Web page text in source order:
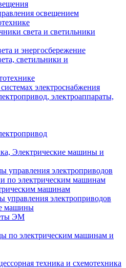
освещением
света и светильники
и энергосбережение
светильники и
электроснабжения
электроаппараты,
Электрические машины и
управления электроприводов
по электрическим машинам
машинам
управления электроприводов
машины
ЭМ
по электрическим машинам и
техника и схемотехника